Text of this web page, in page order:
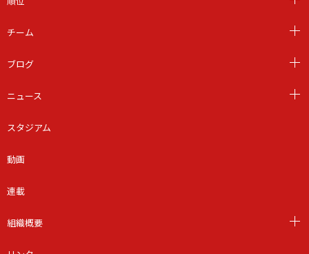
チーム
ブログ
ニュース
スタジアム
動画
連載
組織概要